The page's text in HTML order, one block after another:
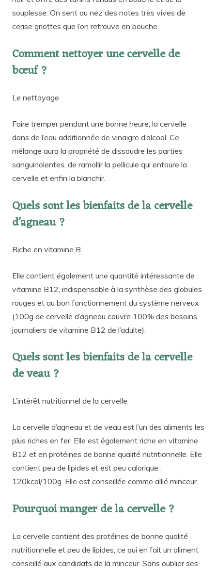
souplesse. On sent au nez des notes très vives de
cerise griottes que l’on retrouve en bouche.
Comment nettoyer une cervelle de
bœuf ?
Le nettoyage
Faire tremper pendant une bonne heure, la cervelle
dans de l’eau additionnée de vinaigre d’alcool. Ce
mélange aura la propriété de dissoudre les parties
sanguinolentes, de ramollir la pellicule qui entoure la
cervelle et enfin la blanchir.
Quels sont les bienfaits de la cervelle
d’agneau ?
Riche en vitamine B.
Elle contient également une quantité intéressante de
vitamine B12, indispensable à la synthèse des globules
rouges et au bon fonctionnement du système nerveux
(100g de cervelle d’agneau couvre 100% des besoins
journaliers de vitamine B12 de l’adulte).
Quels sont les bienfaits de la cervelle
de veau ?
L’intérêt nutritionnel de la cervelle
La cervelle d’agneau et de veau est l’un des aliments les
plus riches en fer. Elle est également riche en vitamine
B12 et en protéines de bonne qualité nutritionnelle. Elle
contient peu de lipides et est peu calorique :
120kcal/100g. Elle est conseillée comme allié minceur.
Pourquoi manger de la cervelle ?
La cervelle contient des protéines de bonne qualité
nutritionnelle et peu de lipides, ce qui en fait un aliment
conseillé aux candidats de la minceur. Sans oublier ses